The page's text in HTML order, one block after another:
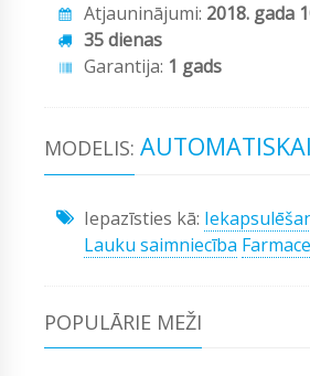
Atjauninājumi: 2018. gada
35 dienas
Garantija: 1 gads
MODELIS:
Iepazīsties kā:
Lauku saimniecība
POPULĀRIE MEŽI